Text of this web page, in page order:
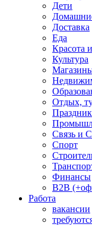
Дети
Доставка
Еда
Красота
Культура
Отдых,
Связь и
Спорт
Финансы
B2B
Работа
вакансии